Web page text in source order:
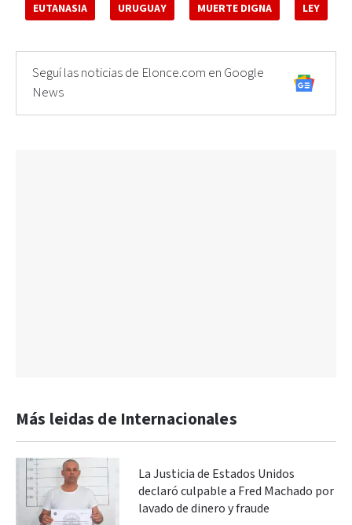
EUTANASIA URUGUAY MUERTE DIGNA LEY
Seguí las noticias de Elonce.com en Google
News
Más leidas de Internacionales
La Justicia de Estados Unidos
declaró culpable a Fred Machado por
lavado de dinero y fraude